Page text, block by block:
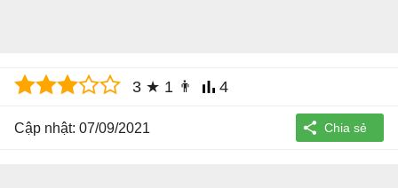
3 ★ 1 👨 4
Cập nhật: 07/09/2021